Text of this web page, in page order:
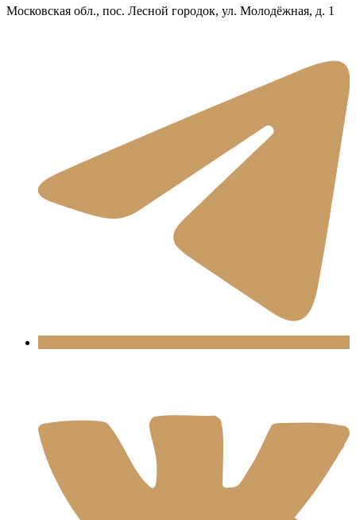
Московская обл., пос. Лесной городок, ул. Молодёжная, д. 1